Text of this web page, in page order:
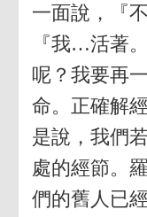
一面說，『
『我…活著
呢？我要再
命。正確解
是說，我們
處的經節。
們的舊人已